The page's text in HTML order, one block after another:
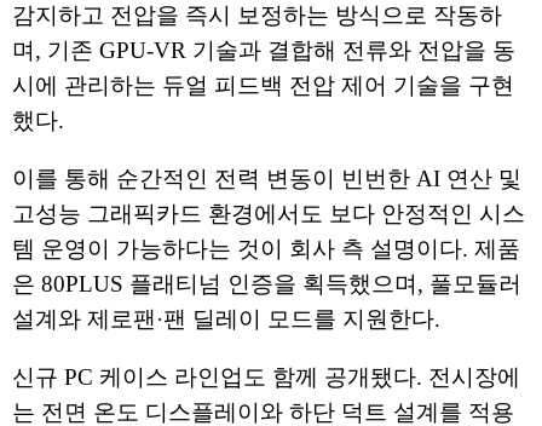
감지하고 전압을 즉시 보정하는 방식으로 작동하
며, 기존 GPU-VR 기술과 결합해 전류와 전압을 동
시에 관리하는 듀얼 피드백 전압 제어 기술을 구현
했다.
이를 통해 순간적인 전력 변동이 빈번한 AI 연산 및
고성능 그래픽카드 환경에서도 보다 안정적인 시스
템 운영이 가능하다는 것이 회사 측 설명이다. 제품
은 80PLUS 플래티넘 인증을 획득했으며, 풀모듈러
설계와 제로팬·팬 딜레이 모드를 지원한다.
신규 PC 케이스 라인업도 함께 공개됐다. 전시장에
는 전면 온도 디스플레이와 하단 덕트 설계를 적용